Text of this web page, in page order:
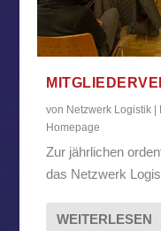
von Netzwerk Logistik |
Homepage
Zur jährlichen
das Netzwerk
WEITERLESEN